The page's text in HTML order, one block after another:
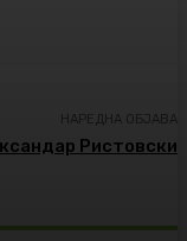
НАРЕДНА ОБЈАВА
Ристовски